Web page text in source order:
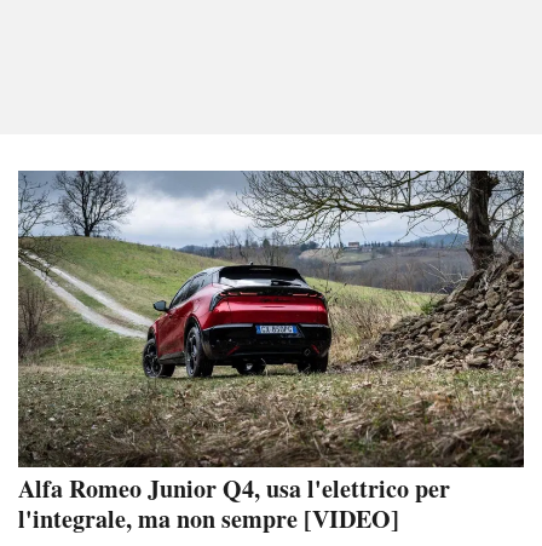
Alfa Romeo Junior Q4, usa l'elettrico per
l'integrale, ma non sempre [VIDEO]